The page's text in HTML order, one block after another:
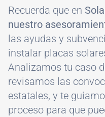
Recuerda que en
nuestro
las ayudas y
instalar placas
Analizamos tu caso
revisamos las
estatales, y te
proceso para que